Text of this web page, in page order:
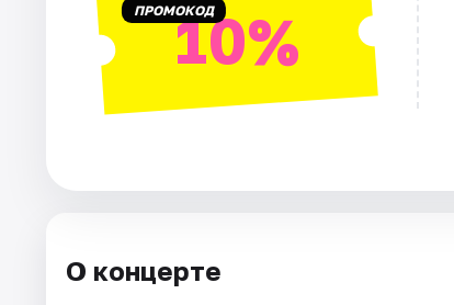
Артисты
Рейтинги
ПРОМОКОД10%
О концерте